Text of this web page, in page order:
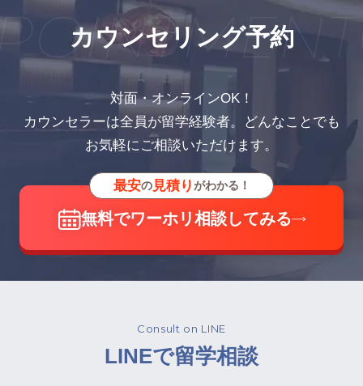
カウンセリング予約
対面・オンラインOK！
カウンセラーは全員が留学経験者。どんなことでも
お気軽にご相談いただけます。
最安の見積りがわかる！
無料でワーホリ相談してみる
Consult on LINE
LINEで留学相談